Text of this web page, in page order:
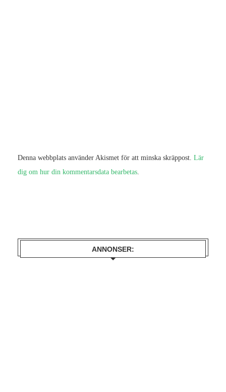
Denna webbplats använder Akismet för att minska skräppost. Lär
dig om hur din kommentarsdata bearbetas
ANNONSER: